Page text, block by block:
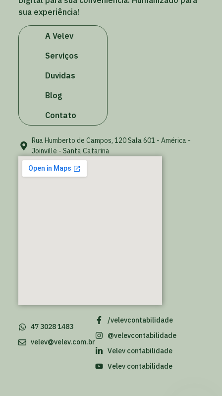
sua experiência!
A Velev
Serviços
Duvidas
Blog
Contato
Rua Humberto de Campos, 120 Sala 601 - América -
Joinville - Santa Catarina
/velevcontabilidade
@velevcontabilidade
Velev contabilidade
Velev contabilidade
47 3028 1483
velev@velev.com.br